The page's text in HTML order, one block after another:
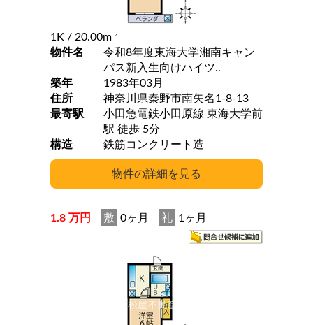
1K / 20.00m 2
物件名
令和8年度東海大学湘南キャン
パス新入生向けハイツ..
築年
1983年03月
住所
神奈川県秦野市南矢名1-8-13
最寄駅
小田急電鉄小田原線 東海大学前
駅 徒歩 5分
構造
鉄筋コンクリート造
1.8 万円 敷 0ヶ月 礼 1ヶ月